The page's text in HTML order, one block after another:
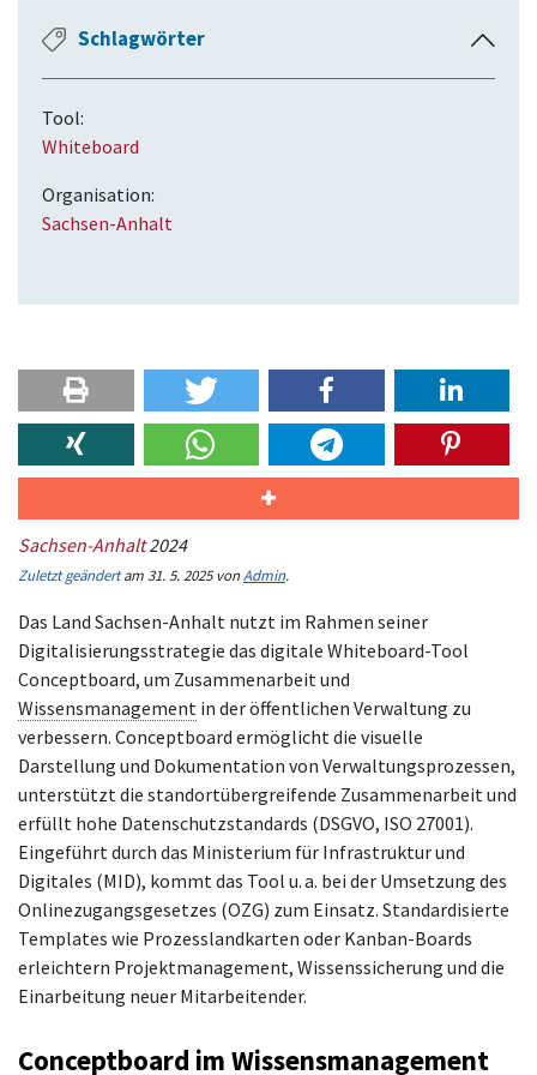
E
n
Schlagwörter
Tool:
Whiteboard
Organisation:
Sachsen-Anhalt
Sachsen-Anhalt2024
Zuletzt geändertam 31. 5. 2025 vonAdmin.
Das Land Sachsen-Anhalt nutzt im Rahmen seiner
Digitalisierungsstrategie das digitale Whiteboard-Tool
Conceptboard, um Zusammenarbeit und
Wissensmanagement in der öffentlichen Verwaltung zu
verbessern. Conceptboard ermöglicht die visuelle
Darstellung und Dokumentation von Verwaltungsprozessen,
unterstützt die standortübergreifende Zusammenarbeit und
erfüllt hohe Datenschutzstandards (DSGVO, ISO 27001).
Eingeführt durch das Ministerium für Infrastruktur und
Digitales (MID), kommt das Tool u. a. bei der Umsetzung des
Onlinezugangsgesetzes (OZG) zum Einsatz. Standardisierte
Templates wie Prozesslandkarten oder Kanban-Boards
erleichtern Projektmanagement, Wissenssicherung und die
Einarbeitung neuer Mitarbeitender.
Conceptboard im Wissensmanagement